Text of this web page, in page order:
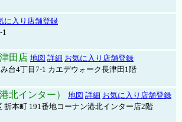
に入り店舗登録
1
田店 地図 詳細 お気に入り店舗登録
台4丁目7-1 カエデウォーク長津田1階
北インター） 地図 詳細 お気に入り店舗登録
折本町 191番地コーナン港北インター店2階